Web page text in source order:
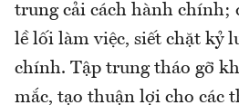
trung cải cách hành chính;
lề lối làm việc, siết chặt kỷ
chính. Tập trung tháo gỡ
mắc, tạo thuận lợi cho các